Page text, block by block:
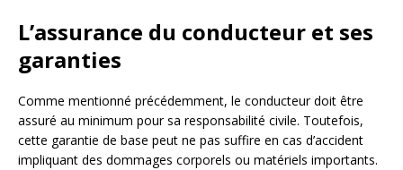
L’assurance du conducteur et ses
garanties
Comme mentionné précédemment, le conducteur doit être
assuré au minimum pour sa responsabilité civile. Toutefois,
cette garantie de base peut ne pas suffire en cas d’accident
impliquant des dommages corporels ou matériels importants.